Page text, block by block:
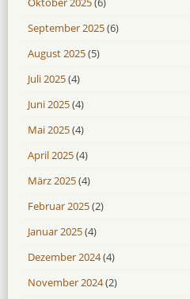
September 2025(6)
August 2025(5)
Juli 2025(4)
Juni 2025(4)
Mai 2025(4)
April 2025(4)
März 2025(4)
Februar 2025(2)
Januar 2025(4)
Dezember 2024(4)
November 2024(2)